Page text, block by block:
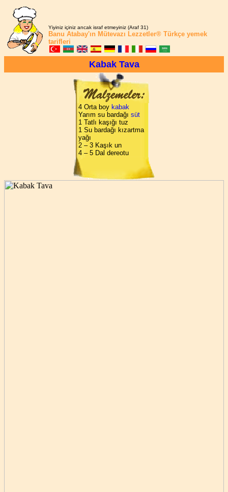
Yiyiniz içiniz ancak israf etmeyiniz (Araf 31)
Banu Atabay'ın Mütevazı Lezzetler® Türkçe yemek
tarifleri
Kabak Tava
4 Orta boy kabak
Yarım su bardağı süt
1 Tatlı kaşığı tuz
1 Su bardağı kızartma
yağı
2 – 3 Kaşık un
4 – 5 Dal dereotu